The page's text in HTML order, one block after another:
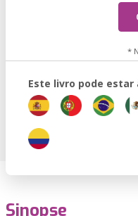
*
Este livro pode estar
Sinopse